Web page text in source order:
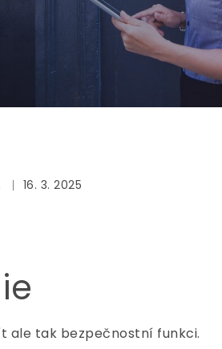
16. 3. 2025
ale tak bezpečnostní funkci.